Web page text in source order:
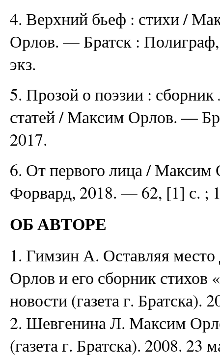
4. Верхний бьеф : стихи /
Орлов. — Братск :
экз.
5. Прозой о поэзии :
статей / Максим Орлов. —
2017.
6. От первого лица /
Форвард, 2018. — 62, [1] с. ;
ОБ АВТОРЕ
1. Гимзин А. Оставляя
Орлов и его сборник
новости (газета г. Братска).
2. Шевгенина Л. Максим
(газета г. Братска). 2008. 23